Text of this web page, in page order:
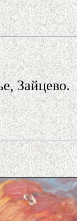
Зайцево.